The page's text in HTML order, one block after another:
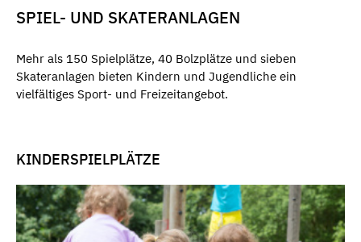
SPIEL- UND SKATERANLAGEN
Mehr als 150 Spielplätze, 40 Bolzplätze und sieben
Skateranlagen bieten Kindern und Jugendliche ein
vielfältiges Sport- und Freizeitangebot.
KINDERSPIELPLÄTZE